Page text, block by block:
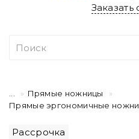
Прямые ножницы
Прямые эргономичные
Рассрочка